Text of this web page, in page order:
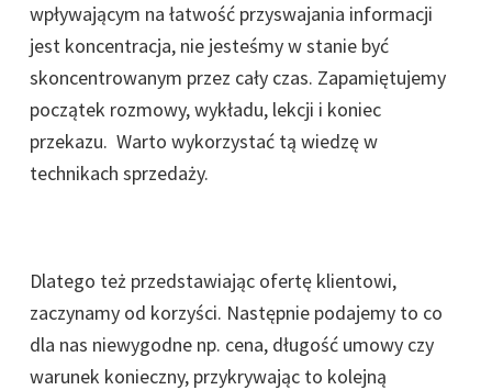
wpływającym na łatwość przyswajania informacji
jest koncentracja, nie jesteśmy w stanie być
skoncentrowanym przez cały czas. Zapamiętujemy
początek rozmowy, wykładu, lekcji i koniec
przekazu. Warto wykorzystać tą wiedzę w
technikach sprzedaży.
Dlatego też przedstawiając ofertę klientowi,
zaczynamy od korzyści. Następnie podajemy to co
dla nas niewygodne np. cena, długość umowy czy
warunek konieczny, przykrywając to kolejną